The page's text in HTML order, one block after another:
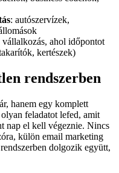
: autószervízek,
ahol időpontot
kertészek)
rendszerben
hanem egy komplett
feladatot lefed, amit
nap el kell végeznie. Nincs
külön email marketing
dolgozik együtt,